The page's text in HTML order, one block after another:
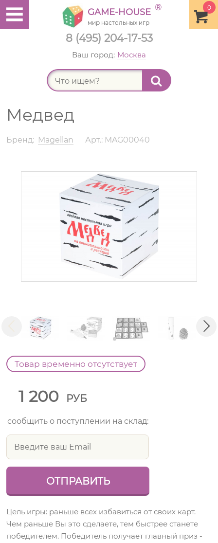
8 (495) 204-17-53
0
GAME-HOUSE ®
мир настольных игр
Ваш город: Москва
Медвед
Бренд: Magellan Арт.: MAG00040
Товар временно отсутствует
1 200 РУБ
сообщить о поступлении на склад:
Цель игры: раньше всех избавиться от своих карт.
Чем раньше Вы это сделаете, тем быстрее станете
победителем. Победитель получает главный приз -